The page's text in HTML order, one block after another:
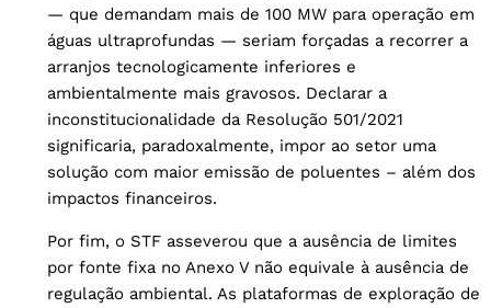
— que demandam mais de 100 MW para operação em
águas ultraprofundas — seriam forçadas a recorrer a
arranjos tecnologicamente inferiores e
ambientalmente mais gravosos. Declarar a
inconstitucionalidade da Resolução 501/2021
significaria, paradoxalmente, impor ao setor uma
solução com maior emissão de poluentes – além dos
impactos financeiros.
Por fim, o STF asseverou que a ausência de limites
por fonte fixa no Anexo V não equivale à ausência de
regulação ambiental. As plataformas de exploração de